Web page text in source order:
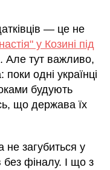
— це не
у Козині під
Але тут важливо,
одні українці
будують
що держава їх
не загубиться у
без фіналу. І що з